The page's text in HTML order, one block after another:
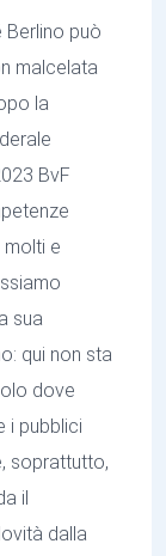
Berlino può
malcelata
la
BvF
e
sua
qui non sta
dove
i pubblici
soprattutto,
il
dalla